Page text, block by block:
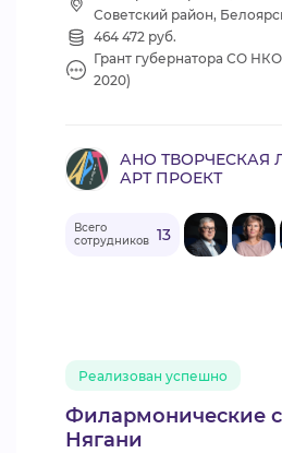
Советский район,
464 472 руб.
Грант губернатора СО
2020)
АНО ТВОРЧЕСКАЯ
АРТ ПРОЕКТ
Всего
сотрудников 13
Филармонические
Нягани
Реализован успешно